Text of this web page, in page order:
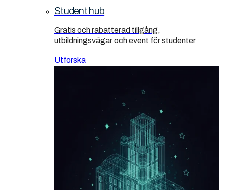
Student hub
Gratis och rabatterad tillgång,
utbildningsvägar och event för studenter
Utforska